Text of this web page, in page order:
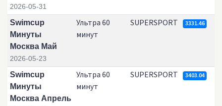
2026-05-31
Swimcup
Минуты
Москва Май
2026-05-23
Ультра 60
минут
SUPERSPORT 3331.46
Swimcup
Минуты
Москва Апрель
Ультра 60
минут
SUPERSPORT 3403.04